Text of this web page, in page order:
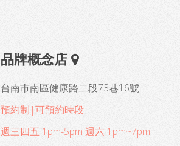
品牌概念店
台南市南區健康路二段73巷16號
預約制|可預約時段
週三四五 1pm-5pm 週六 1pm~7pm